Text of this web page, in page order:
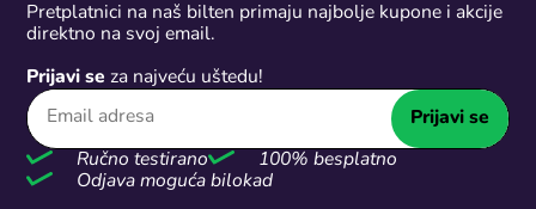
Pretplatnici na naš bilten primaju najbolje kupone i akcije
direktno na svoj email.
Prijavi se za najveću uštedu!
Prijavi se
Ručno testirano
100% besplatno
Odjava moguća bilokad